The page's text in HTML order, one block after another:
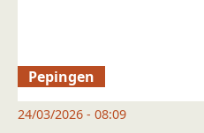
Pepingen
24/03/2026 - 08:09